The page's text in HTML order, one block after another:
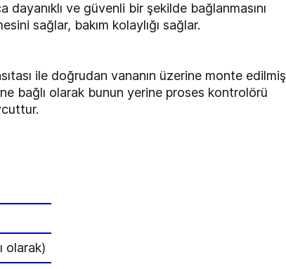
ve güvenli bir şekilde bağlanmasını
sağlar, bakım kolaylığı sağlar.
ile doğrudan vananın üzerine monte edilmiş
bağlı olarak bunun yerine proses kontrolörü
olarak)